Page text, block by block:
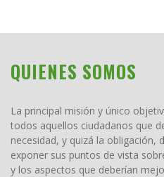
QUIENES SOMOS
La principal misión y único
todos aquellos ciudadanos que
necesidad, y quizá la obligación,
exponer sus puntos de vista
y los aspectos que deberían